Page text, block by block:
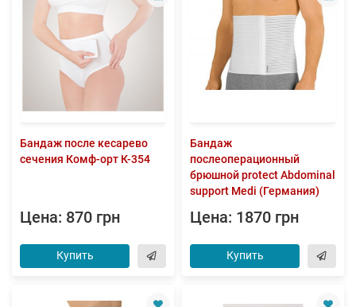
Бандаж после кесарево
сечения Комф-орт К-354
Цена: 870 грн
Купить
Бандаж
послеоперационный
брюшной protect Abdominal
support Medi (Германия)
Цена: 1870 грн
Купить